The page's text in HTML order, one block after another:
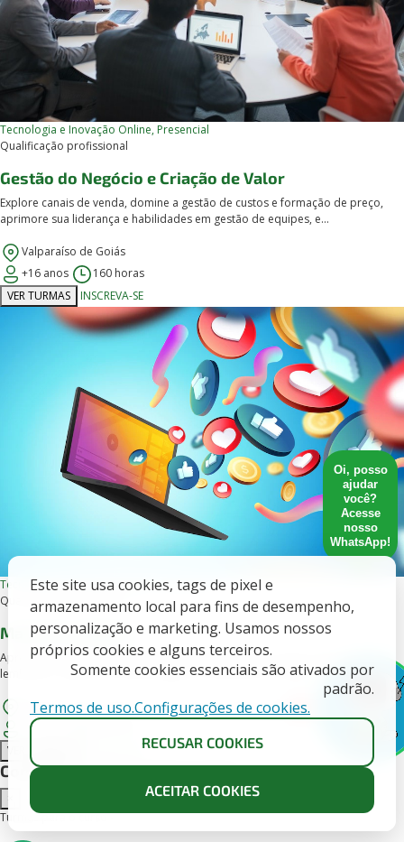
X
Oi, posso
ajudar
você?
Acesse
nosso
WhatsApp!
Este site usa cookies, tags de pixel e
armazenamento local para fins de desempenho,
personalização e marketing. Usamos nossos
próprios cookies e alguns terceiros.
Somente cookies essenciais são ativados por
padrão.
Termos de uso.Configurações de cookies.
RECUSAR COOKIES
ACEITAR COOKIES
Tecnologia e Inovação Online, Presencial
Qualificação profissional
Gestão do Negócio e Criação de Valor
Explore canais de venda, domine a gestão de custos e formação de preço,
aprimore sua liderança e habilidades em gestão de equipes, e...
Valparaíso de Goiás
+16 anos
160 horas
VER TURMAS
INSCREVA-SE
Tecnologia e Inovação Online, Presencial
Qualificação profissional
Marketing Digital
Aprenda a consolidar a presença digital da sua marca! Seja visto e seja
lembrado. Analise o mercado digital e se posicione no lugar ...
Goiânia, Santo Antônio do Descoberto, Valparaíso de Goiás
+16 anos
VER TURMAS
INSCREVA-SE
Conheça as turmas disponíveis
Turmas para o curso -